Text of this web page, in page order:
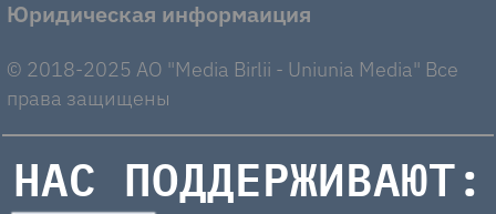
Юридическая информаиция
© 2018-2025 AO "Media Birlii - Uniunia Media" Все
права защищены
НАС ПОДДЕРЖИВАЮТ: